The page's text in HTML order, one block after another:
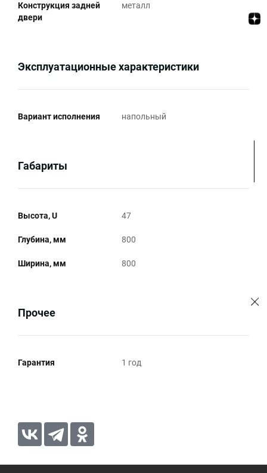
Конструкция задней
двери
металл
Эксплуатационные характеристики
Вариант исполнения напольный
Габариты
Высота, U 47
Глубина, мм 800
Ширина, мм 800
Прочее
Гарантия 1 год